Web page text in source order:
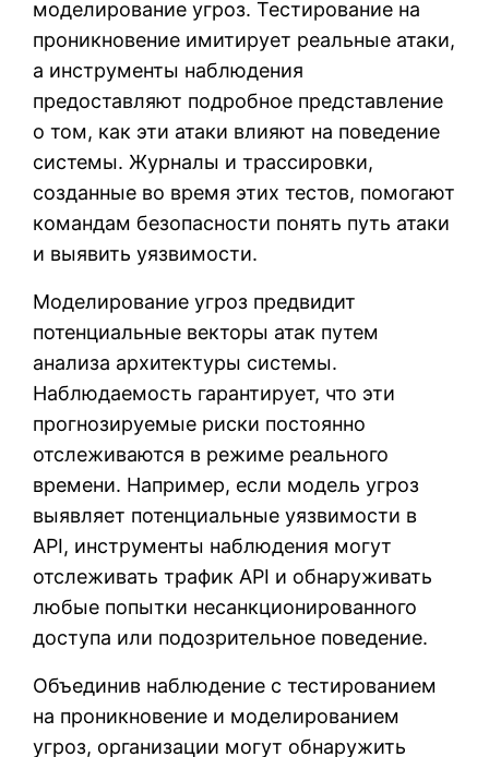
моделирование угроз. Тестирование на
проникновение имитирует реальные атаки,
а инструменты наблюдения
предоставляют подробное представление
о том, как эти атаки влияют на поведение
системы. Журналы и трассировки,
созданные во время этих тестов, помогают
командам безопасности понять путь атаки
и выявить уязвимости.
Моделирование угроз предвидит
потенциальные векторы атак путем
анализа архитектуры системы.
Наблюдаемость гарантирует, что эти
прогнозируемые риски постоянно
отслеживаются в режиме реального
времени. Например, если модель угроз
выявляет потенциальные уязвимости в
API, инструменты наблюдения могут
отслеживать трафик API и обнаруживать
любые попытки несанкционированного
доступа или подозрительное поведение.
Объединив наблюдение с тестированием
на проникновение и моделированием
угроз, организации могут обнаружить